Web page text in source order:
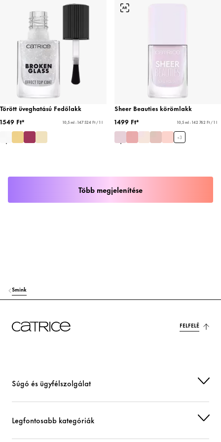
Törött üveghatású Fedőlakk
1549 Ft*
10,5 ml - 147 524 Ft / 1 l
Sheer Beauties körömlakk
1499 Ft*
10,5 ml - 142 762 Ft / 1 l
+3
Több megjelenítése
Smink
FELFELÉ
Súgó és ügyfélszolgálat
Legfontosabb kategóriák